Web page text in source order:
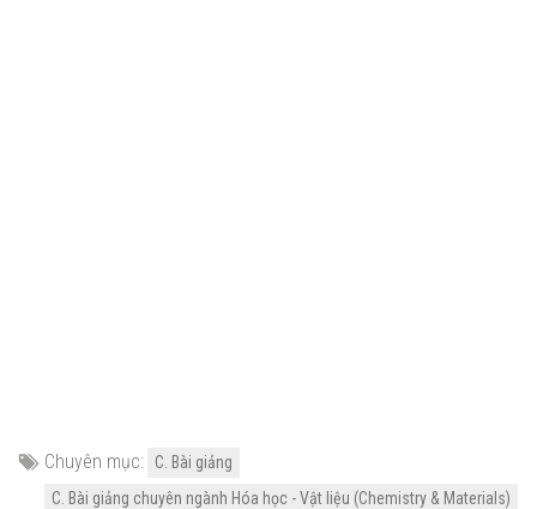
Chuyên mục:
C. Bài giảng
C. Bài giảng chuyên ngành Hóa học - Vật liệu (Chemistry & Materials)